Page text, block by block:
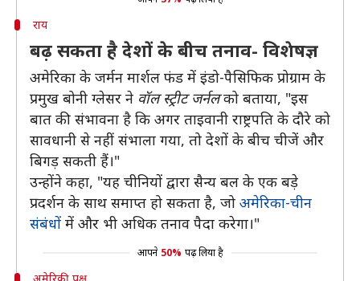
राय
बढ़ सकता है देशों के बीच तनाव- विशेषज्ञ
अमेरिका के जर्मन मार्शल फंड में इंडो-पैसिफिक प्रोग्राम के
प्रमुख बोनी ग्लेसर ने वॉल स्ट्रीट जर्नलको बताया, "इस
बात की संभावना है कि अगर ताइवानी राष्ट्रपति के दौरे को
सावधानी से नहीं संभाला गया, तो देशों के बीच चीजें और
बिगड़ सकती हैं।"
उन्होंने कहा, "यह चीनियों द्वारा सैन्य बल के एक बड़े
प्रदर्शन के साथ समाप्त हो सकता है, जो अमेरिका-चीन
संबंधों में और भी अधिक तनाव पैदा करेगा।"
आपने 50% पढ़ लिया है